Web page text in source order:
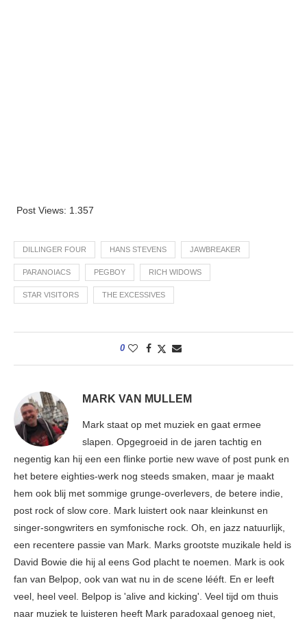
Post Views: 1.357
DILLINGER FOUR HANS STEVENS JAWBREAKER
PARANOIACS PEGBOY RICH WIDOWS
STAR VISITORS THE EXCESSIVES
0
MARK VAN MULLEM
Mark staat op met muziek en gaat ermee
slapen. Opgegroeid in de jaren tachtig en
negentig kan hij een een flinke portie new wave of post punk en
het betere eighties-werk nog steeds smaken, maar je maakt
hem ook blij met sommige grunge-overlevers, de betere indie,
post rock of slow core. Mark luistert ook naar kleinkunst en
singer-songwriters en symfonische rock. Oh, en jazz natuurlijk,
een recentere passie van Mark. Marks grootste muzikale held is
David Bowie die hij al eens God placht te noemen. Mark is ook
fan van Belpop, ook van wat nu in de scene lééft. En er leeft
veel, heel veel. Belpop is 'alive and kicking'. Veel tijd om thuis
naar muziek te luisteren heeft Mark paradoxaal genoeg niet,